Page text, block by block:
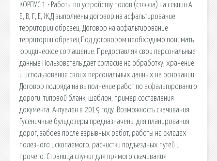
КОРПУС 1 • Работы по устройству полов (стяжка) на секции А,
Б, В, Г, Е, Ж,Д выполнены договор на асфальтирование
территории образец. Договор на асфальтирование
территории образец Под договором необходимо понимать
юридическое соглашение. Предоставляя свои персональные
данные Пользователь даёт согласие на обработку, хранение
и использование своих персональных данных на основании
Договор подряда на выполнение работ по асфальтированию
дороги: типовой бланк, шаблон, пример составления
документа. Актуален в 2019 году. Возможность скачивания.
Гусеничные бульдозеры предназначены для планирования
дорог, забоев после взрывных работ, работы на складах
полезного ископаемого, расчистки подъездных путей и
прочего. Страница служит для прямого скачивания